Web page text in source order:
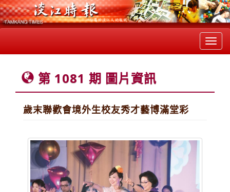
第 1081 期 圖片資訊
歲末聯歡會境外生校友秀才藝博滿堂彩